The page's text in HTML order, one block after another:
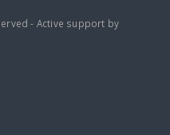
- Active support by